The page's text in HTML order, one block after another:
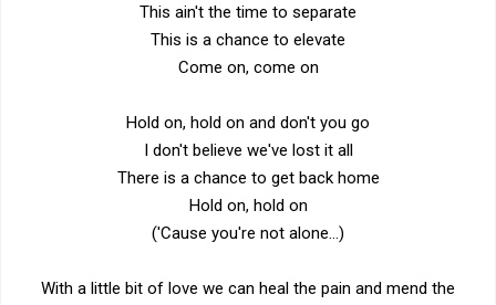
This ain't the time to separate
This is a chance to elevate
Come on, come on
Hold on, hold on and don't you go
I don't believe we've lost it all
There is a chance to get back home
Hold on, hold on
('Cause you're not alone...)
With a little bit of love we can heal the pain and mend the